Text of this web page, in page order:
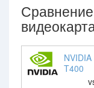
NVIDIA
T400